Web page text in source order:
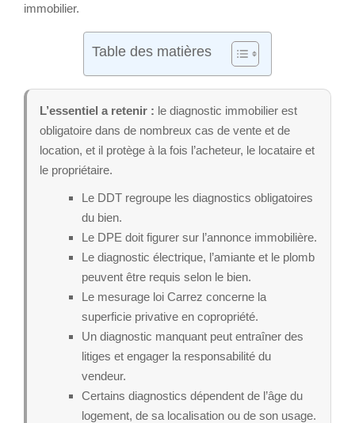
immobilier.
Table des matières
L’essentiel a retenir : le diagnostic immobilier est
obligatoire dans de nombreux cas de vente et de
location, et il protège à la fois l’acheteur, le locataire et
le propriétaire.
Le DDT regroupe les diagnostics obligatoires
du bien.
Le DPE doit figurer sur l’annonce immobilière.
Le diagnostic électrique, l’amiante et le plomb
peuvent être requis selon le bien.
Le mesurage loi Carrez concerne la
superficie privative en copropriété.
Un diagnostic manquant peut entraîner des
litiges et engager la responsabilité du
vendeur.
Certains diagnostics dépendent de l’âge du
logement, de sa localisation ou de son usage.